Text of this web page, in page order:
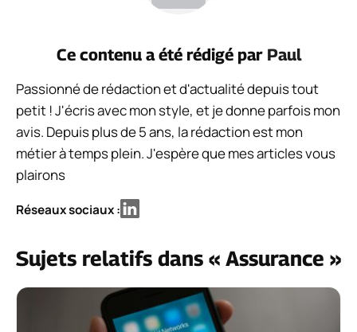
Ce contenu a été rédigé par Paul
Passionné de rédaction et d'actualité depuis tout
petit ! J'écris avec mon style, et je donne parfois mon
avis. Depuis plus de 5 ans, la rédaction est mon
métier à temps plein. J'espère que mes articles vous
plairons
Réseaux sociaux :
Sujets relatifs dans « Assurance »